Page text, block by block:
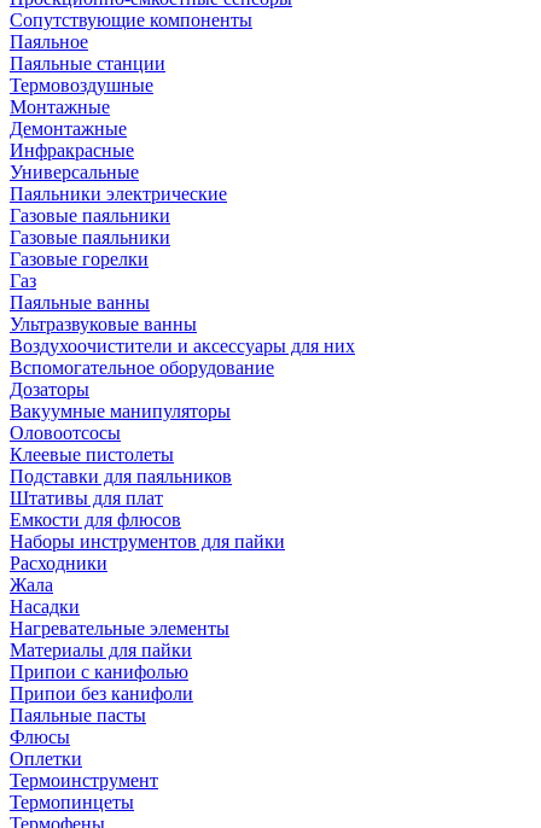
Сопутствующие компоненты
Паяльное
Паяльные станции
Термовоздушные
Монтажные
Демонтажные
Инфракрасные
Универсальные
Паяльники электрические
Газовые паяльники
Газовые паяльники
Газовые горелки
Газ
Паяльные ванны
Ультразвуковые ванны
Воздухоочистители и аксессуары для них
Вспомогательное оборудование
Дозаторы
Вакуумные манипуляторы
Оловоотсосы
Клеевые пистолеты
Подставки для паяльников
Штативы для плат
Емкости для флюсов
Наборы инструментов для пайки
Расходники
Жала
Насадки
Нагревательные элементы
Материалы для пайки
Припои с канифолью
Припои без канифоли
Паяльные пасты
Флюсы
Оплетки
Термоинструмент
Термопинцеты
Термофены